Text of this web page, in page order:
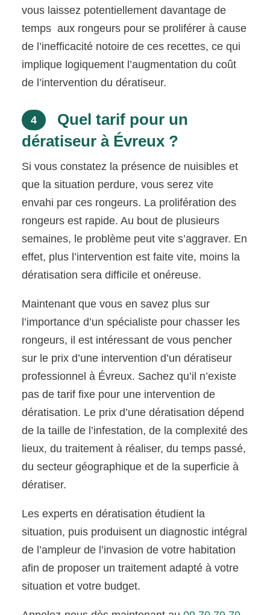
vous laissez potentiellement davantage de
temps aux rongeurs pour se proliférer à cause
de l’inefficacité notoire de ces recettes, ce qui
implique logiquement l’augmentation du coût
de l’intervention du dératiseur.
4
Quel tarif pour un
dératiseur à Évreux ?
Si vous constatez la présence de nuisibles et
que la situation perdure, vous serez vite
envahi par ces rongeurs. La prolifération des
rongeurs est rapide. Au bout de plusieurs
semaines, le problème peut vite s’aggraver. En
effet, plus l’intervention est faite vite, moins la
dératisation sera difficile et onéreuse.
Maintenant que vous en savez plus sur
l’importance d’un spécialiste pour chasser les
rongeurs, il est intéressant de vous pencher
sur le prix d’une intervention d’un dératiseur
professionnel à Évreux. Sachez qu’il n’existe
pas de tarif fixe pour une intervention de
dératisation. Le prix d’une dératisation dépend
de la taille de l’infestation, de la complexité des
lieux, du traitement à réaliser, du temps passé,
du secteur géographique et de la superficie à
dératiser.
Les experts en dératisation étudient la
situation, puis produisent un diagnostic intégral
de l’ampleur de l’invasion de votre habitation
afin de proposer un traitement adapté à votre
situation et votre budget.